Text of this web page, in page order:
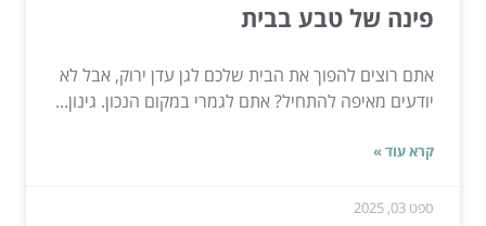
פינה של טבע בבית
אתם רוצים להפוך את הבית שלכם לגן עדן ירוק, אבל לא
יודעים מאיפה להתחיל? אתם לגמרי במקום הנכון. גינון...
קרא עוד »
ספט 03, 2025